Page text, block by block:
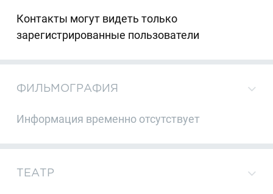
Контакты могут видеть только
зарегистрированные пользователи
ФИЛЬМОГРАФИЯ
Информация временно отсутствует
ТЕАТР